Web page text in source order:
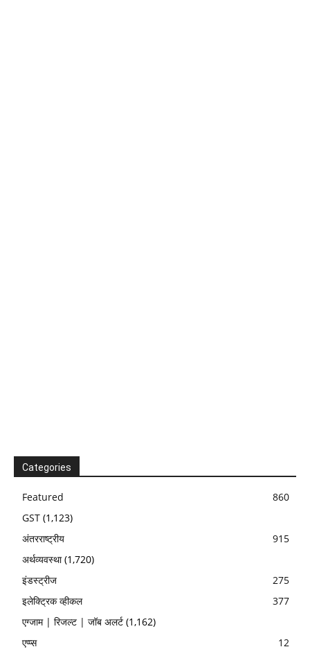
Categories
Featured
860
GST (1,123)
अंतरराष्ट्रीय
915
अर्थव्यवस्था(1,720)
इंडस्ट्रीज
275
इलेक्ट्रिक व्हीकल
377
एग्जाम | रिजल्ट | जॉब अलर्ट (1,162)
एप्प्स
12